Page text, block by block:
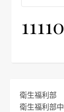
衛生福利部
衛生福利部